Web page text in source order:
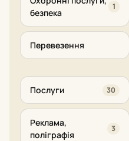
безпека
1
Перевезення
Послуги 30
Реклама,
поліграфія
3